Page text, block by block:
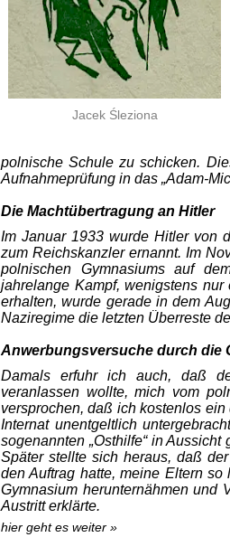
Jacek Śleziona
polnische Schule zu schicken.
Aufnahmeprüfung in das „Adam­-
Die Machtübertragung an Hitler
Im Januar 1933 wurde Hitler von
zum Reichskanzler ernannt. Im
pol­nischen Gymnasiums auf
jahrelange Kampf, wenigstens
erhalten, wurde gerade in dem
Naziregime die letzten Überreste
Anwerbungsversuche durch die
Damals erfuhr ich auch, daß
veranlassen wollte, mich vom
versprochen, daß ich kostenlos
Internat unentgeltlich
soge­nannten „Osthilfe“ in
Später stellte sich heraus, daß
den Auftrag hatte, meine Eltern
Gymnasium herunternähmen und
Austritt erklärte.
hier geht es weiter »